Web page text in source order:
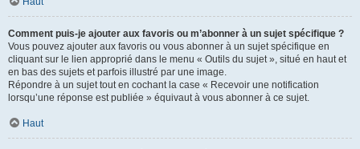
Comment puis-je ajouter aux favoris ou m’abonner à un sujet spécifique ?
Vous pouvez ajouter aux favoris ou vous abonner à un sujet spécifique en
cliquant sur le lien approprié dans le menu « Outils du sujet », situé en haut et
en bas des sujets et parfois illustré par une image.
Répondre à un sujet tout en cochant la case « Recevoir une notification
lorsqu’une réponse est publiée » équivaut à vous abonner à ce sujet.
Haut